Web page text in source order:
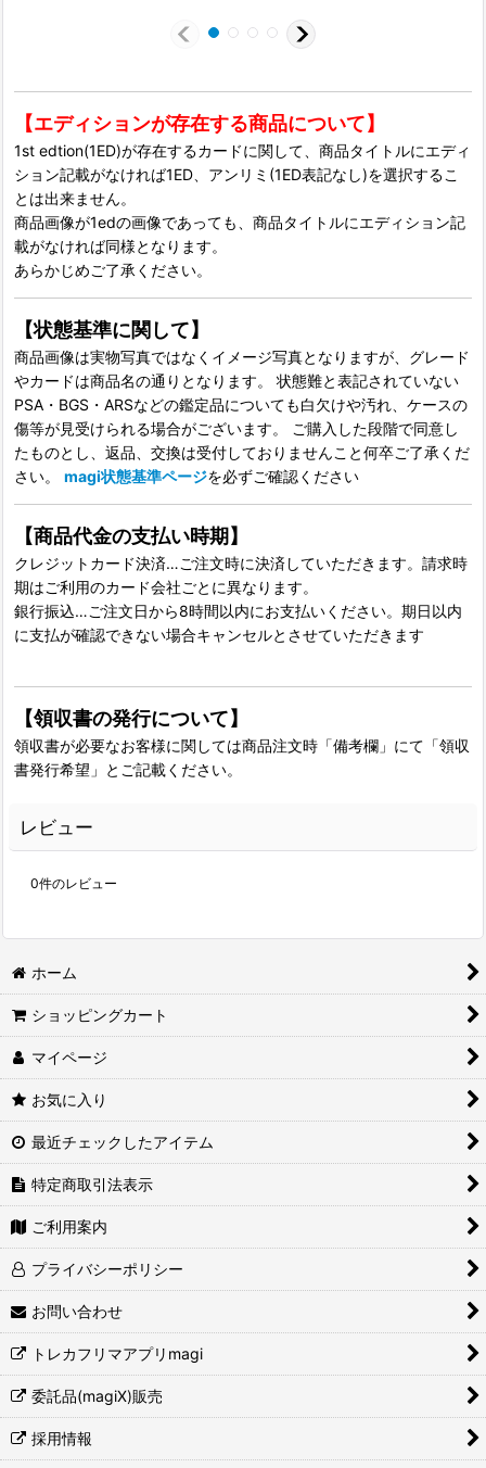
【エディションが存在する商品について】
1st edtion(1ED)が存在するカードに関して、商品タイトルにエディ
ション記載がなければ1ED、アンリミ(1ED表記なし)を選択するこ
とは出来ません。
商品画像が1edの画像であっても、商品タイトルにエディション記
載がなければ同様となります。
あらかじめご了承ください。
【状態基準に関して】
商品画像は実物写真ではなくイメージ写真となりますが、グレード
やカードは商品名の通りとなります。 状態難と表記されていない
PSA・BGS・ARSなどの鑑定品についても白欠けや汚れ、ケースの
傷等が見受けられる場合がございます。 ご購入した段階で同意し
たものとし、返品、交換は受付しておりませんこと何卒ご了承くだ
さい。 magi状態基準ページを必ずご確認ください
【商品代金の支払い時期】
クレジットカード決済…ご注文時に決済していただきます。請求時
期はご利用のカード会社ごとに異なります。
銀行振込…ご注文日から8時間以内にお支払いください。期日以内
に支払が確認できない場合キャンセルとさせていただきます
【領収書の発行について】
領収書が必要なお客様に関しては商品注文時「備考欄」にて「領収
書発行希望」とご記載ください。
レビュー
0件のレビュー
ホーム
ショッピングカート
マイページ
お気に入り
最近チェックしたアイテム
特定商取引法表示
ご利用案内
プライバシーポリシー
お問い合わせ
トレカフリマアプリmagi
委託品(magiX)販売
採用情報